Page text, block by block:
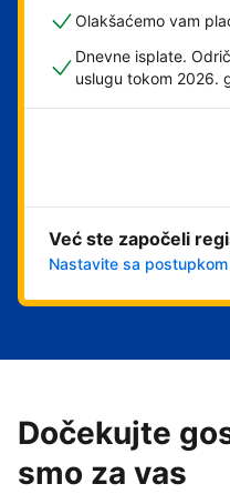
Olakšaćemo vam
Dnevne isplate.
uslugu tokom 2026.
Počnite
Već ste započeli
Nastavite sa
Dočekujte
smo za vas